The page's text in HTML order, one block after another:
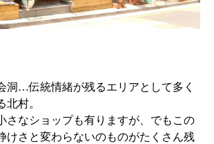
洞…伝統情緒が残るエリアとして多く
北村。
さなショップも有りますが、でもこの
けさと変わらないのものがたくさん残